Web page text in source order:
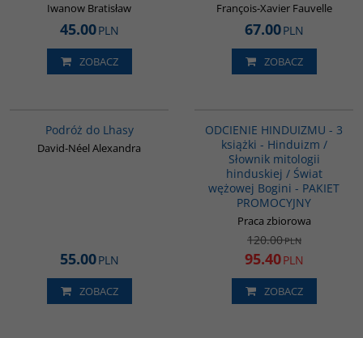
Iwanow Bratisław
45.00PLN
ZOBACZ
François-Xavier Fauvelle
67.00PLN
ZOBACZ
Podróż do Lhasy
David-Néel Alexandra
55.00PLN
ZOBACZ
ODCIENIE HINDUIZMU - 3
książki - Hinduizm /
Słownik mitologii
hinduskiej / Świat
wężowej Bogini - PAKIET
PROMOCYJNY
Praca zbiorowa
120.00PLN
95.40PLN
ZOBACZ